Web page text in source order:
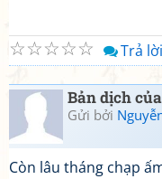
☆
☆
☆
☆
☆ Trả lời
Bản dịch của
Gửi bởi
Còn lâu tháng chạp